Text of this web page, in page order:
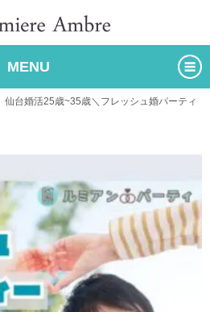
MENU
仙台婚活25歳~35歳＼フレッシュ婚パーティ